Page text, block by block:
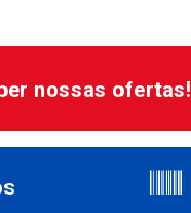
nossas ofertas!